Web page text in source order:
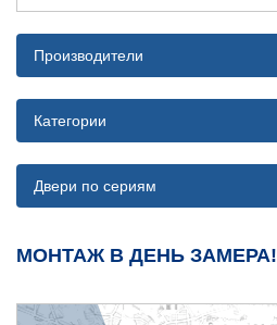
Производители
Категории
Двери по сериям
МОНТАЖ В ДЕНЬ ЗАМЕРА!